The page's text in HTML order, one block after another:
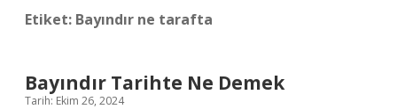
Etiket: Bayındır ne tarafta
Bayındır Tarihte Ne Demek
Tarih: Ekim 26, 2024